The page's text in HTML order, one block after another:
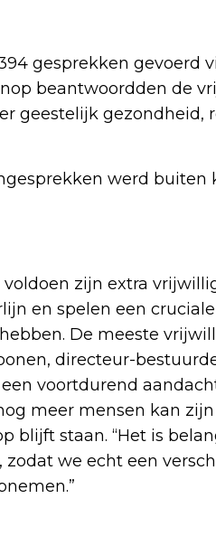
gesprekken gevoerd
beantwoordden de
geestelijk gezondheid,
werd
zijn extra
en spelen een
De meeste
directeur-
voortdurend
meer mensen kan
blijft staan. “Het is
we echt een